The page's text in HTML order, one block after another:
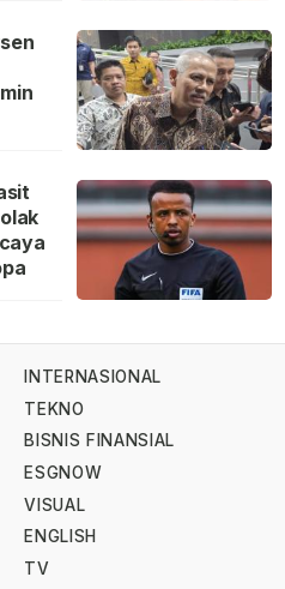
INTERNASIONAL
TEKNO
BISNIS FINANSIAL
ESGNOW
VISUAL
ENGLISH
TV